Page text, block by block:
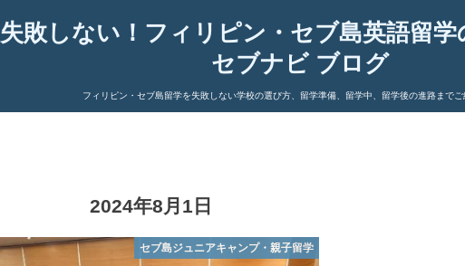
失敗しない！フィリピン・セブ島英語留学
セブナビ ブログ
フィリピン・セブ島留学を失敗しない学校の選び方、留学準備、留学中、留学後の進路までご
2024年8月1日
セブ島ジュニアキャンプ・親子留学